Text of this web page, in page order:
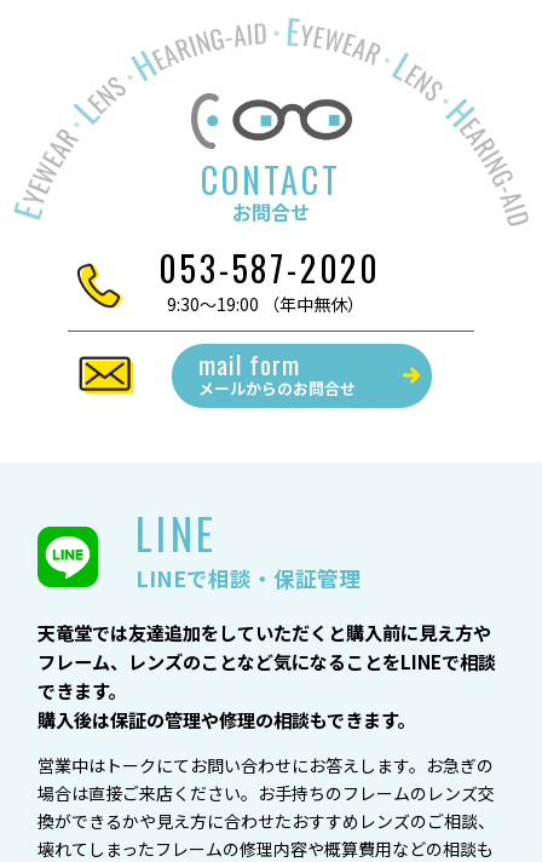
CONTACT
お問合せ
053-587-2020
9:30～19:00 （年中無休）
mail form
メールからのお問合せ
LINE
LINEで相談・保証管理
天竜堂では友達追加をしていただくと購入前に見え方や
フレーム、レンズのことなど気になることをLINEで相談
できます。
購入後は保証の管理や修理の相談もできます。
営業中はトークにてお問い合わせにお答えします。お急ぎの
場合は直接ご来店ください。お手持ちのフレームのレンズ交
換ができるかや見え方に合わせたおすすめレンズのご相談、
壊れてしまったフレームの修理内容や概算費用などの相談も